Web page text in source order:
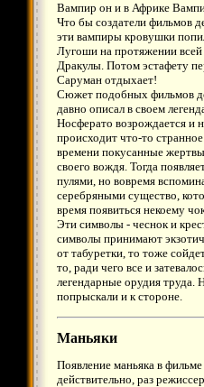
Вампир он и в Африке
Что бы создатели фильмов
эти вампиры кровушки
Лугоши на протяжении всей
Дракулы. Потом эстафету
Саруман отдыхает!
Сюжет подобных фильмов
давно описал в своем
Носферато возрождается и
происходит что-то
времени покусанные
своего вождя. Тогда
пулями, но вовремя
серебряными существо,
время появиться некоему
Эти символы - чеснок и
символы принимают
от табуретки, то тоже
то, ради чего все и
легендарные орудия труда.
попрыскали и к стороне.
Маньяки
Появление маньяка в
действительно, раз